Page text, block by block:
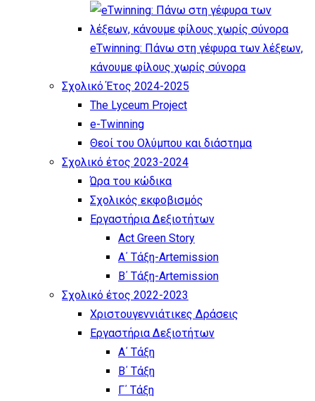
eTwinning: Πάνω στη γέφυρα των λέξεων,
κάνουμε φίλους χωρίς σύνορα
Σχολικό Έτος 2024-2025
The Lyceum Project
e-Twinning
Θεοί του Ολύμπου και διάστημα
Σχολικό έτος 2023-2024
Ώρα του κώδικα
Σχολικός εκφοβισμός
Εργαστήρια Δεξιοτήτων
Act Green Story
Α΄ Τάξη-Artemission
Β΄ Τάξη-Artemission
Σχολικό έτος 2022-2023
Χριστουγεννιάτικες Δράσεις
Εργαστήρια Δεξιοτήτων
Α΄ Τάξη
Β΄ Τάξη
Γ΄ Τάξη